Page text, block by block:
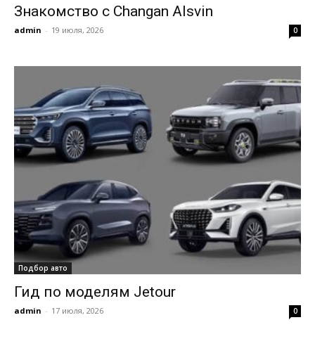
Знакомство с Changan Alsvin
admin - 19 июля, 2026 0
Подбор авто
Гид по моделям Jetour
admin - 17 июля, 2026 0